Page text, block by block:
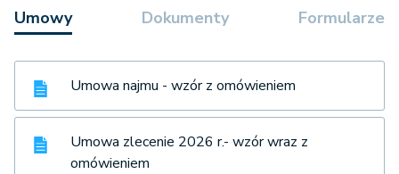
Umowy Dokumenty Formularze
Umowa najmu - wzór z omówieniem
Umowa zlecenie 2026 r.- wzór wraz z
omówieniem